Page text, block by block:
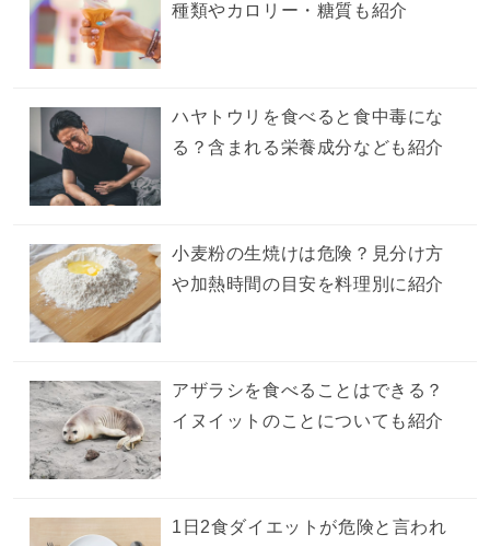
種類やカロリー・糖質も紹介
ハヤトウリを食べると食中毒にな
る？含まれる栄養成分なども紹介
小麦粉の生焼けは危険？見分け方
や加熱時間の目安を料理別に紹介
アザラシを食べることはできる？
イヌイットのことについても紹介
1日2食ダイエットが危険と言われ